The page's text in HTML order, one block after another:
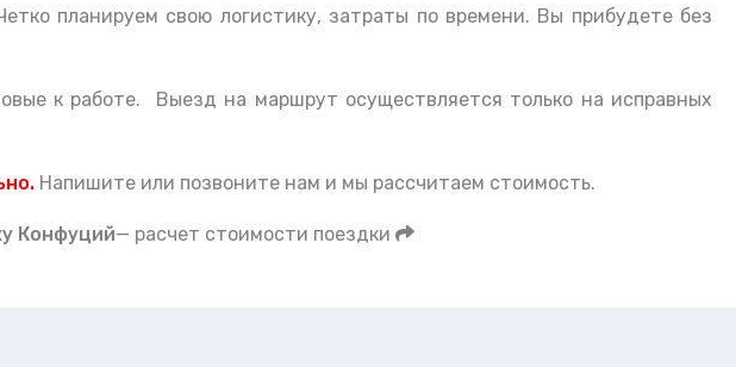
планируем свою логистику, затраты по времени. Вы прибудете без
к работе. Выезд на маршрут осуществляется только на исправных
Напишите или позвоните нам и мы рассчитаем стоимость.
Конфуций— расчет стоимости поездки